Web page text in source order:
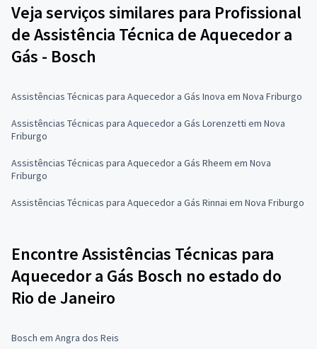
Veja serviços similares para Profissional
de Assistência Técnica de Aquecedor a
Gás - Bosch
Assistências Técnicas para Aquecedor a Gás Inova em Nova Friburgo
Assistências Técnicas para Aquecedor a Gás Lorenzetti em Nova
Friburgo
Assistências Técnicas para Aquecedor a Gás Rheem em Nova
Friburgo
Assistências Técnicas para Aquecedor a Gás Rinnai em Nova Friburgo
Encontre Assistências Técnicas para
Aquecedor a Gás Bosch no estado do
Rio de Janeiro
Bosch em Angra dos Reis